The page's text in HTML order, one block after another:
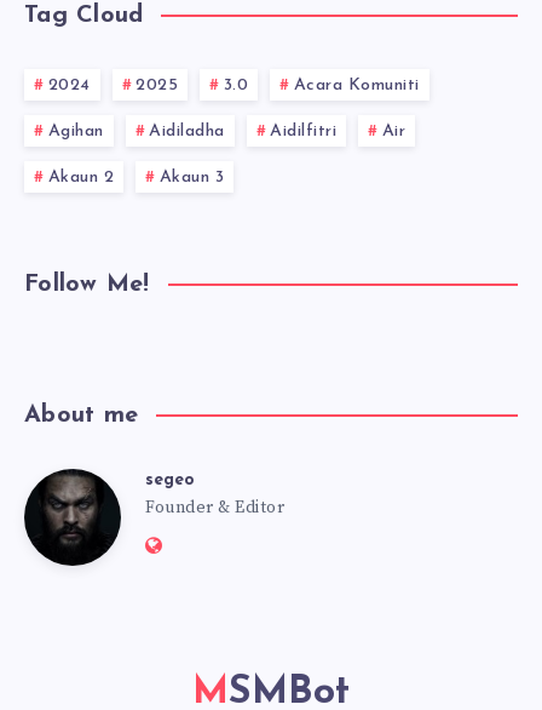
Tag Cloud
2024 2025 3.0 Acara Komuniti
Agihan Aidiladha Aidilfitri Air
Akaun 2 Akaun 3
Follow Me!
About me
segeo segeo
Founder & Editor
Website:
MSMBot